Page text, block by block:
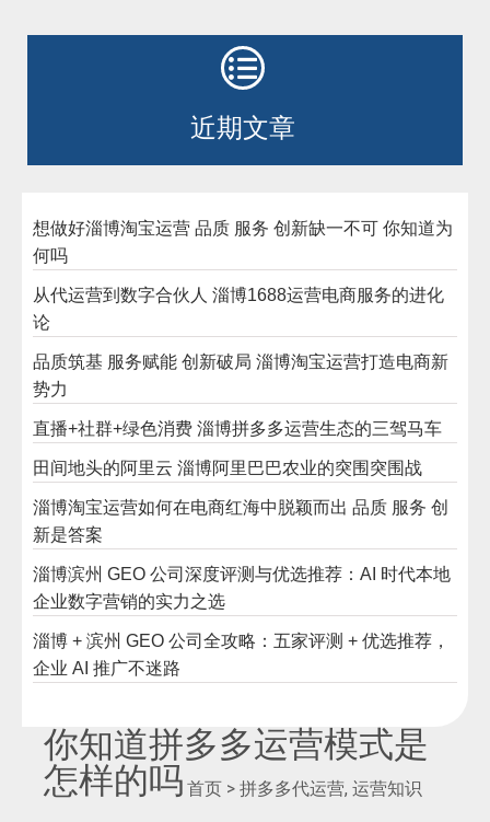
近期文章
想做好淄博淘宝运营 品质 服务 创新缺一不可 你知道为
何吗
从代运营到数字合伙人 淄博1688运营电商服务的进化
论
品质筑基 服务赋能 创新破局 淄博淘宝运营打造电商新
势力
直播+社群+绿色消费 淄博拼多多运营生态的三驾马车
田间地头的阿里云 淄博阿里巴巴农业的突围突围战
淄博淘宝运营如何在电商红海中脱颖而出 品质 服务 创
新是答案
淄博滨州 GEO 公司深度评测与优选推荐：AI 时代本地
企业数字营销的实力之选
淄博 + 滨州 GEO 公司全攻略：五家评测 + 优选推荐，
企业 AI 推广不迷路
你知道拼多多运营模式是
怎样的吗 首页 > 拼多多代运营, 运营知识